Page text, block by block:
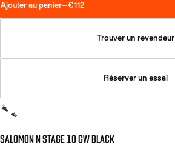
Ajouter au panier—€112
Trouver un revendeur
Réserver un essai
SALOMON N STAGE 10 GW BLACK